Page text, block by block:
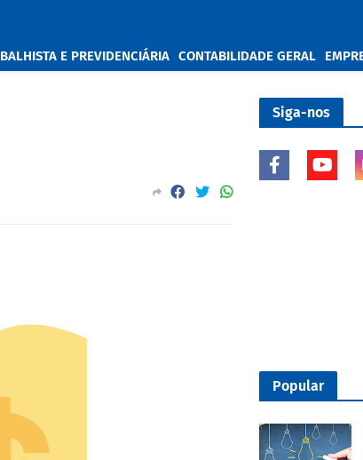
E PREVIDENCIÁRIA CONTABILIDADE GERAL
Siga-nos
Popular